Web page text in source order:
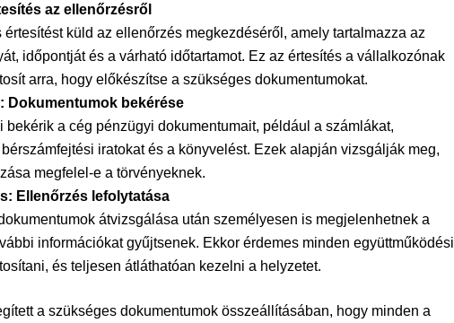
az ellenőrzésről
értesítést küld az ellenőrzés megkezdéséről, amely tartalmazza az
időpontját és a várható időtartamot. Ez az értesítés a vállalkozónak
arra, hogy előkészítse a szükséges dokumentumokat.
Dokumentumok bekérése
bekérik a cég pénzügyi dokumentumait, például a számlákat,
iratokat és a könyvelést. Ezek alapján vizsgálják meg,
megfelel-e a törvényeknek.
Ellenőrzés lefolytatása
átvizsgálása után személyesen is megjelenhetnek a
információkat gyűjtsenek. Ekkor érdemes minden együttműködési
és teljesen átláthatóan kezelni a helyzetet.
a szükséges dokumentumok összeállításában, hogy minden a